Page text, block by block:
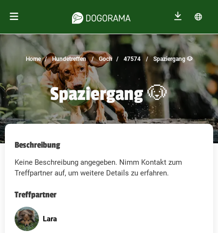
Home Hundetreffen Goch 47574 Spaziergang 🐶
Spaziergang 🐶
Beschreibung
Keine Beschreibung angegeben. Nimm Kontakt zum
Treffpartner auf, um weitere Details zu erfahren.
Treffpartner
Lara